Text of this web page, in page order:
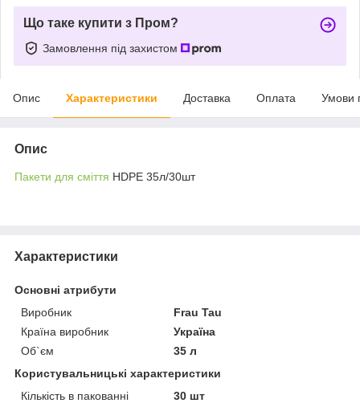
Що таке купити з Пром?
Замовлення під захистом
Опис Характеристики Доставка Оплата Умови
Опис
Пакети для сміття HDPE 35л/30шт
Характеристики
Основні атрибути
Виробник
Frau Tau
Країна виробник
Україна
Об`єм
35 л
Користувальницькі характеристики
Кількість в пакованні
30 шт